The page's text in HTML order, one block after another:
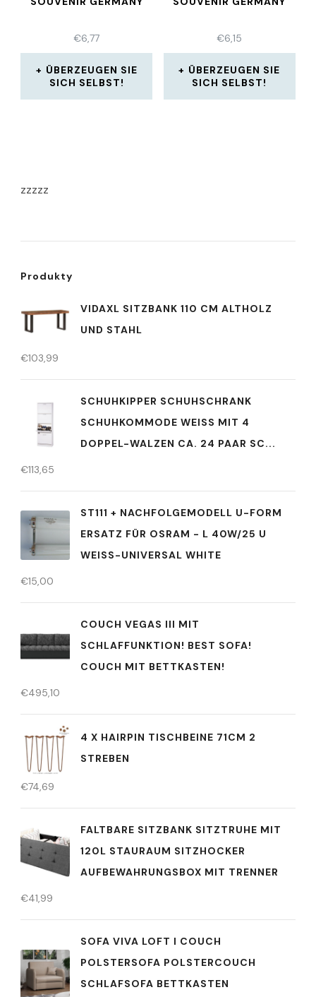
€6,77
ÜBERZEUGEN SIE
SICH SELBST!
€6,15
ÜBERZEUGEN SIE
SICH SELBST!
zzzzz
Produkty
VIDAXL SITZBANK 110 CM ALTHOLZ
UND STAHL
€103,99
SCHUHKIPPER SCHUHSCHRANK
SCHUHKOMMODE WEISS MIT 4
DOPPEL-WALZEN CA. 24 PAAR SC...
€113,65
ST111 + NACHFOLGEMODELL U-FORM
ERSATZ FÜR OSRAM - L 40W/25 U
WEISS-UNIVERSAL WHITE
€15,00
COUCH VEGAS III MIT
SCHLAFFUNKTION! BEST SOFA!
COUCH MIT BETTKASTEN!
€495,10
4 X HAIRPIN TISCHBEINE 71CM 2
STREBEN
€74,69
FALTBARE SITZBANK SITZTRUHE MIT
120L STAURAUM SITZHOCKER
AUFBEWAHRUNGSBOX MIT TRENNER
€41,99
SOFA VIVA LOFT I COUCH
POLSTERSOFA POLSTERCOUCH
SCHLAFSOFA BETTKASTEN